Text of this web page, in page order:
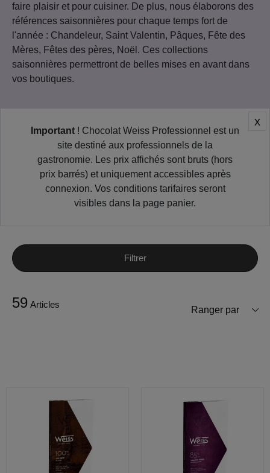
faire plaisir et pour cuisiner. De plus, nous élaborons des
références saisonnières pour chaque temps fort de
l'année : Chandeleur, Saint Valentin, Pâques, Fête des
Mères, Fêtes des pères, Noël. Ces collections
saisonnières permettront de belles mises en avant dans
vos boutiques.
Important ! Chocolat Weiss Professionnel est un
site destiné aux professionnels de la
gastronomie. Les prix affichés sont bruts (hors
prix barrés) et uniquement accessibles après
connexion. Vos conditions tarifaires seront
visibles dans la page panier.
x
Filtrer
59 Articles
Ranger par